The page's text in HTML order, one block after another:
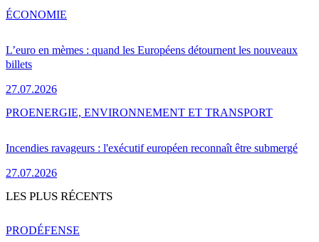
L’euro en mèmes : quand les Européens détournent les nouveaux
billets
27.07.2026
ÉCONOMIE
Incendies ravageurs : l'exécutif européen reconnaît être submergé
27.07.2026
PROENERGIE, ENVIRONNEMENT ET TRANSPORT
LES PLUS RÉCENTS
PRODÉFENSE